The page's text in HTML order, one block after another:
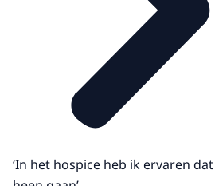
‘In het hospice heb ik ervaren